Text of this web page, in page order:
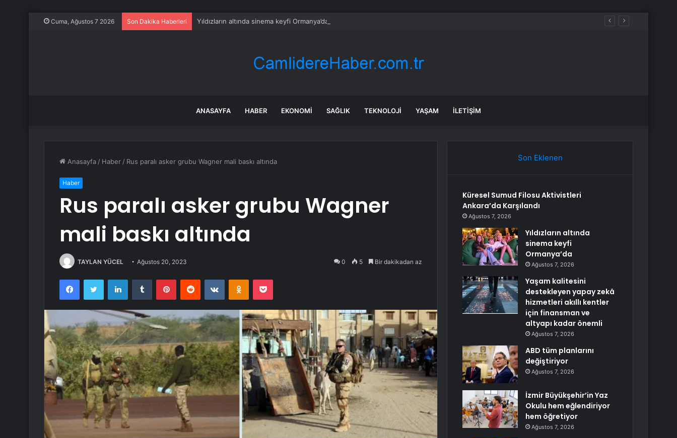
Cuma, Ağustos 7 2026 Son Dakika Haberleri Yıldızların altında sinema keyfi Ormanya’da
ANASAYFA HABER EKONOMI SAĞLIK TEKNOLOJI YAŞAM İLETIŞIM
Anasayfa / Haber / Rus paralı asker grubu Wagner mali baskı altında
Haber
Rus paralı asker grubu Wagner
mali baskı altında
TAYLAN YÜCEL Ağustos 20, 2023 0 5 Bir dakikadan az
FacebookTwitter LinkedInTumblr PinterestReddit VKontakteOdnoklassniki
Pocket
Son Eklenen
Küresel Sumud Filosu Aktivistleri
Ankara’da Karşılandı
Ağustos 7, 2026
Yıldızların altında
sinema keyfi
Ormanya’da
Ağustos 7, 2026
Yaşam kalitesini
destekleyen yapay zekâ
hizmetleri akıllı kentler
için finansman ve
altyapı kadar önemli
Ağustos 7, 2026
ABD tüm planlarını
değiştiriyor
Ağustos 7, 2026
İzmir Büyükşehir’in Yaz
Okulu hem eğlendiriyor
hem öğretiyor
Ağustos 7, 2026